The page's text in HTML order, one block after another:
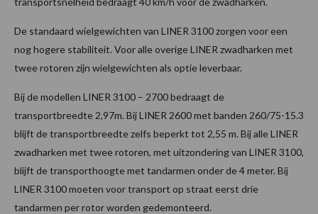
De standaard wielgewichten van LINER 3100 zorgen voor een
nog hogere stabiliteit. Voor alle overige LINER zwadharken met
twee rotoren zijn wielgewichten als optie leverbaar.
Bij de modellen LINER 3100 – 2700 bedraagt de
transportbreedte 2,97m. Bij LINER 2600 met banden 260/75-15.3
blijft de transportbreedte zelfs beperkt tot 2,55 m. Bij alle LINER
zwadharken met twee rotoren, met uitzondering van LINER 3100,
blijft de transporthoogte met tandarmen onder de 4 meter. Bij
LINER 3100 moeten voor transport op straat eerst drie
tandarmen per rotor worden gedemonteerd.